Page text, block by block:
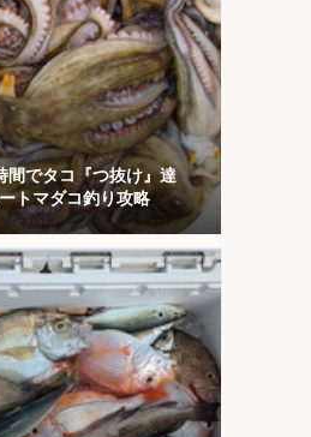
間でタコ『つ抜け』達
トマダコ釣り攻略